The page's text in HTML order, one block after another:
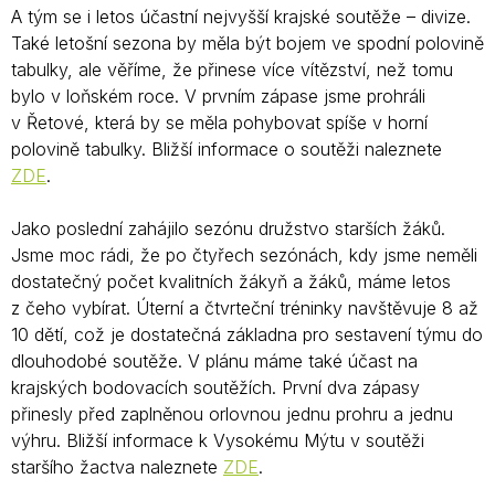
A tým se i letos účastní nejvyšší krajské soutěže – divize.
Také letošní sezona by měla být bojem ve spodní polovině
tabulky, ale věříme, že přinese více vítězství, než tomu
bylo v loňském roce. V prvním zápase jsme prohráli
v Řetové, která by se měla pohybovat spíše v horní
polovině tabulky. Bližší informace o soutěži naleznete
ZDE.
Jako poslední zahájilo sezónu družstvo starších žáků.
Jsme moc rádi, že po čtyřech sezónách, kdy jsme neměli
dostatečný počet kvalitních žákyň a žáků, máme letos
z čeho vybírat. Úterní a čtvrteční tréninky navštěvuje 8 až
10 dětí, což je dostatečná základna pro sestavení týmu do
dlouhodobé soutěže. V plánu máme také účast na
krajských bodovacích soutěžích. První dva zápasy
přinesly před zaplněnou orlovnou jednu prohru a jednu
výhru. Bližší informace k Vysokému Mýtu v soutěži
staršího žactva naleznete ZDE.